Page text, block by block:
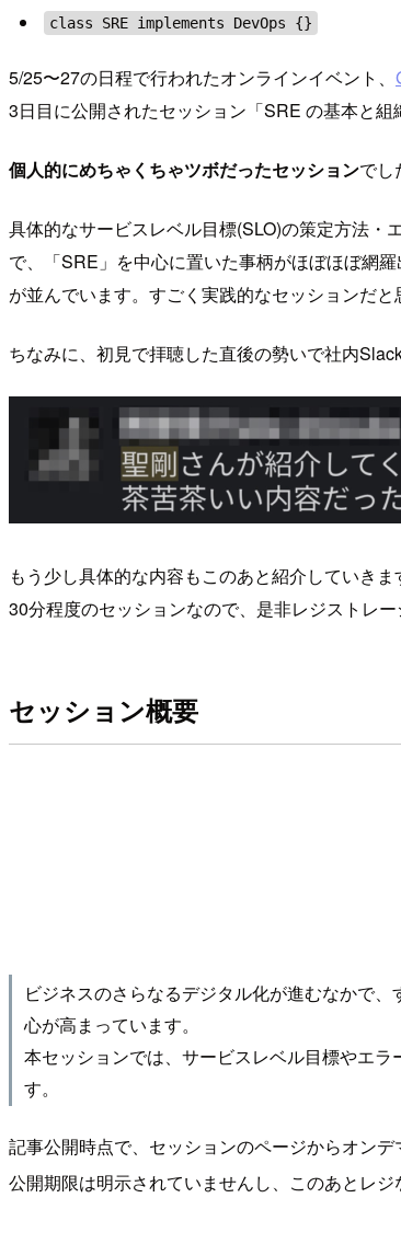
class SRE implements DevOps {}
5/25〜27の日程で行われたオンラインイベント、
3日目に公開されたセッション「SRE の基本と組
個人的にめちゃくちゃツボだったセッションでし
具体的なサービスレベル目標(SLO)の策定方法・
で、「SRE」を中心に置いた事柄がほぼほぼ網
が並んでいます。すごく実践的なセッションだと
ちなみに、初見で拝聴した直後の勢いで社内
もう少し具体的な内容もこのあと紹介していき
30分程度のセッションなので、是非レジストレ
セッション概要
ビジネスのさらなるデジタル化が進むなかで
心が高まっています。
本セッションでは、サービスレベル目標やエ
す。
記事公開時点で、セッションのページからオンデ
公開期限は明示されていませんし、このあとレ